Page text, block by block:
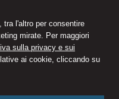
tra l'altro per consentire
mirate. Per maggiori
sulla privacy e sui
ai cookie, cliccando su